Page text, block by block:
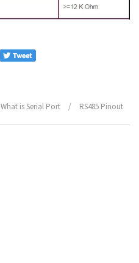
What is Serial Port / RS485 Pinout